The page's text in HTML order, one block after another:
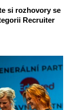
si rozhovory se
Recruiter